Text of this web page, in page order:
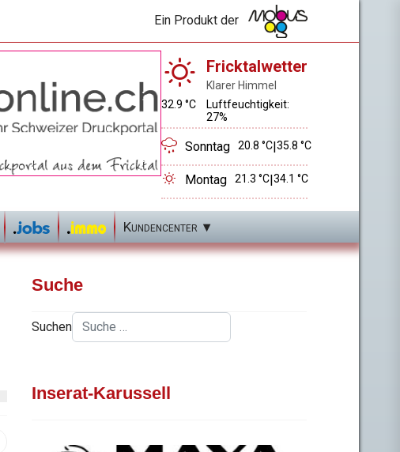
Ein Produkt der
Fricktalwetter
Klarer Himmel
32.9 °C
Luftfeuchtigkeit:
27%
Sonntag 20.8 °C|35.8 °C
Montag 21.3 °C|34.1 °C
Kundencenter
Suche
Suchen
Inserat-Karussell